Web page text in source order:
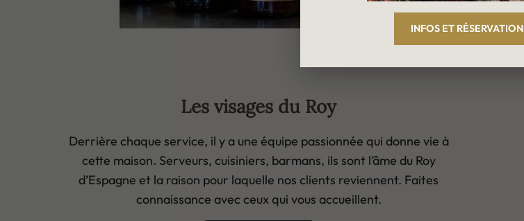
Les visages du Roy
Derrière chaque service, il y a une équipe passionnée qui donne vie à
cette maison. Serveurs, cuisiniers, barmans, ils sont l’âme du Roy
d’Espagne et la raison pour laquelle nos clients reviennent. Faites
connaissance avec ceux qui vous accueillent.
INFOS ET RÉSERVATION